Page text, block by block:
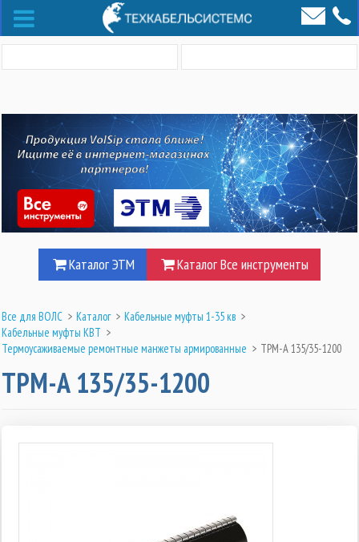
Каталог ЭТМ Каталог Все инструменты
Все для ВОЛС > Каталог > Кабельные муфты 1-35 кв >
Кабельные муфты КВТ >
Термоусаживаемые ремонтные манжеты армированные > ТРМ-А 135/35-1200
ТРМ-А 135/35-1200